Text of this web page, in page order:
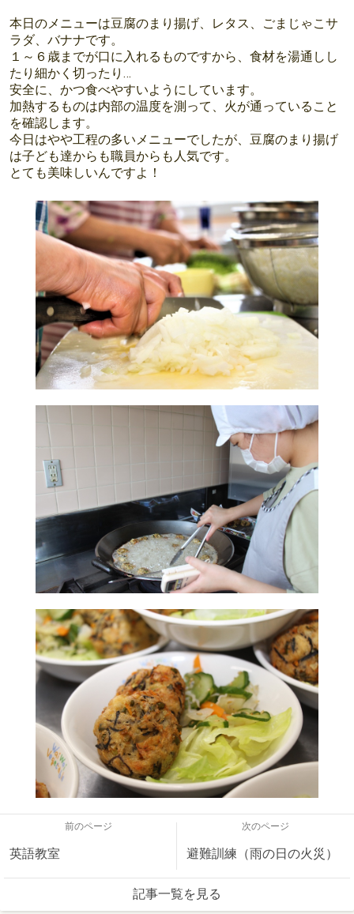
本日のメニューは豆腐のまり揚げ、レタス、ごまじゃこサ
ラダ、バナナです。
１～６歳までが口に入れるものですから、食材を湯通しし
たり細かく切ったり…
安全に、かつ食べやすいようにしています。
加熱するものは内部の温度を測って、火が通っていること
を確認します。
今日はやや工程の多いメニューでしたが、豆腐のまり揚げ
は子ども達からも職員からも人気です。
とても美味しいんですよ！
前のページ
英語教室
次のページ
避難訓練（雨の日の火災）
記事一覧を見る